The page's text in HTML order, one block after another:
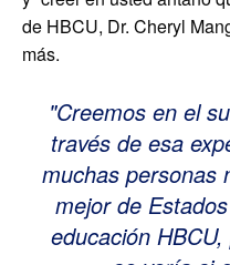
de HBCU, Dr. Cheryl
más.
Creemos en el
través de esa
muchas personas
mejor de
educación